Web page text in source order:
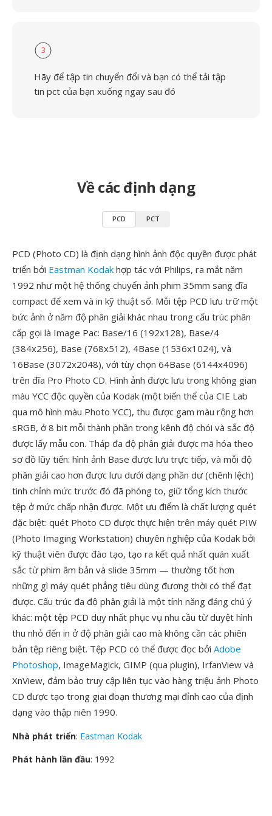
3
Hãy để tập tin chuyển đổi và bạn có thể tải tập
tin pct của bạn xuống ngay sau đó
Về các định dạng
PCD PCT
PCD (Photo CD) là định dạng hình ảnh độc quyền được phát
triển bởi Eastman Kodak hợp tác với Philips, ra mắt năm
1992 như một hệ thống chuyển ảnh phim 35mm sang đĩa
compact để xem và in kỹ thuật số. Mỗi tệp PCD lưu trữ một
bức ảnh ở năm độ phân giải khác nhau trong cấu trúc phân
cấp gọi là Image Pac: Base/16 (192x128), Base/4
(384x256), Base (768x512), 4Base (1536x1024), và
16Base (3072x2048), với tùy chọn 64Base (6144x4096)
trên đĩa Pro Photo CD. Hình ảnh được lưu trong không gian
màu YCC độc quyền của Kodak (một biến thể của CIE Lab
qua mô hình màu Photo YCC), thu được gam màu rộng hơn
sRGB, ở 8 bit mỗi thành phần trong kênh độ chói và sắc độ
được lấy mẫu con. Tháp đa độ phân giải được mã hóa theo
sơ đồ lũy tiến: hình ảnh Base được lưu trực tiếp, và mỗi độ
phân giải cao hơn được lưu dưới dạng phần dư (chênh lệch)
tinh chỉnh mức trước đó đã phóng to, giữ tổng kích thước
tệp ở mức chấp nhận được. Một ưu điểm là chất lượng quét
đặc biệt: quét Photo CD được thực hiện trên máy quét PIW
(Photo Imaging Workstation) chuyên nghiệp của Kodak bởi
kỹ thuật viên được đào tạo, tạo ra kết quả nhất quán xuất
sắc từ phim âm bản và slide 35mm — thường tốt hơn
những gì máy quét phẳng tiêu dùng đương thời có thể đạt
được. Cấu trúc đa độ phân giải là một tính năng đáng chú ý
khác: một tệp PCD duy nhất phục vụ nhu cầu từ duyệt hình
thu nhỏ đến in ở độ phân giải cao mà không cần các phiên
bản tệp riêng biệt. Tệp PCD có thể được đọc bởi Adobe
Photoshop, ImageMagick, GIMP (qua plugin), IrfanView và
XnView, đảm bảo truy cập liên tục vào hàng triệu ảnh Photo
CD được tạo trong giai đoạn thương mại đỉnh cao của định
dạng vào thập niên 1990.
Nhà phát triển: Eastman Kodak
Phát hành lần đầu: 1992